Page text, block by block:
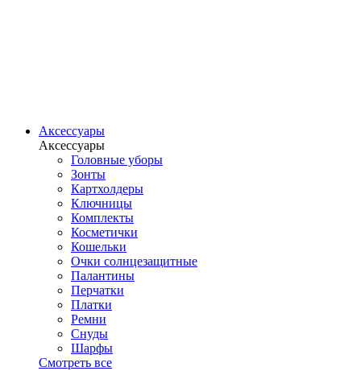
Аксессуары
Аксессуары
Головные уборы
Зонты
Картхолдеры
Ключницы
Комплекты
Косметички
Кошельки
Очки солнцезащитные
Палантины
Перчатки
Платки
Ремни
Снуды
Шарфы
Смотреть все